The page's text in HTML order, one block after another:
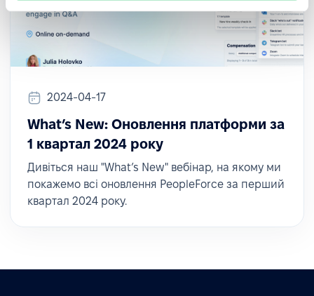
2024-04-17
What’s New: Оновлення платформи за
1 квартал 2024 року
Дивіться наш "What’s New" вебінар, на якому ми
покажемо всі оновлення PeopleForce за перший
квартал 2024 року.